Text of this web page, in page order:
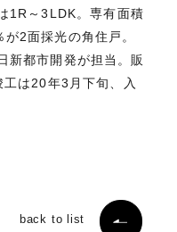
1R～3LDK。専有面積
2面採光の角住戸。
新都市開発が担当。販
は20年3月下旬、入
back to list